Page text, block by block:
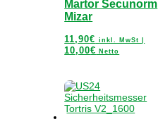
Martor Secunorm
Mizar
11,90€ inkl. MwSt |
10,00€ Netto